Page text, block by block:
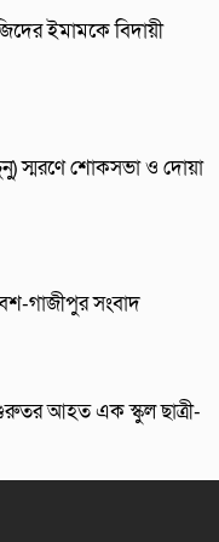
ইমামকে বিদায়ী
স্মরণে শোকসভা ও দোয়া
গাজীপুর সংবাদ
আহত এক স্কুল ছাত্রী-